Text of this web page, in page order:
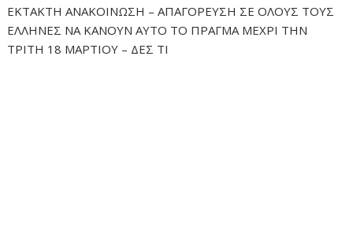
ΕΚΤΑΚΤΗ ΑΝΑΚΟΙΝΩΣΗ – ΑΠΑΓΟΡΕΥΣΗ ΣΕ ΟΛΟΥΣ ΤΟΥΣ
ΕΛΛΗΝΕΣ ΝΑ ΚΑΝΟΥΝ ΑΥΤΟ ΤΟ ΠΡΑΓΜΑ ΜΕΧΡΙ ΤΗΝ
ΤΡΙΤΗ 18 ΜΑΡΤΙΟΥ – ΔΕΣ ΤΙ